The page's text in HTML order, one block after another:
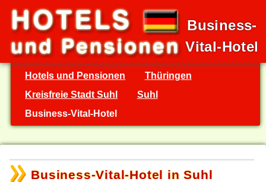
Business-
Vital-Hotel
Hotels und Pensionen
Thüringen
Kreisfreie Stadt Suhl
Suhl
Business-Vital-Hotel
Business-Vital-Hotel in Suhl